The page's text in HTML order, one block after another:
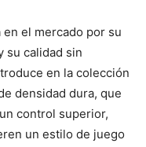
en el mercado por su
su calidad sin
en la colección
densidad dura, que
control superior,
un estilo de juego